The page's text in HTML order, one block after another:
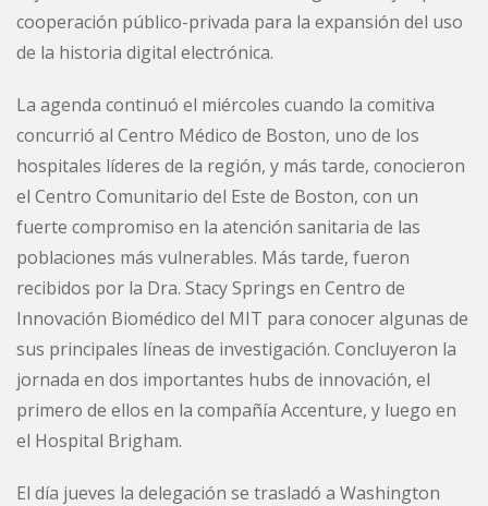
cooperación público-privada para la expansión del uso
de la historia digital electrónica.
La agenda continuó el miércoles cuando la comitiva
concurrió al Centro Médico de Boston, uno de los
hospitales líderes de la región, y más tarde, conocieron
el Centro Comunitario del Este de Boston, con un
fuerte compromiso en la atención sanitaria de las
poblaciones más vulnerables. Más tarde, fueron
recibidos por la Dra. Stacy Springs en Centro de
Innovación Biomédico del MIT para conocer algunas de
sus principales líneas de investigación. Concluyeron la
jornada en dos importantes hubs de innovación, el
primero de ellos en la compañía Accenture, y luego en
el Hospital Brigham.
El día jueves la delegación se trasladó a Washington